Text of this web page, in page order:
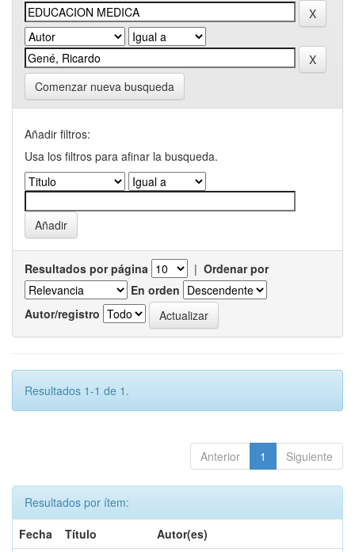
Comenzar nueva busqueda
Añadir filtros:
Usa los filtros para afinar la busqueda.
Resultados por página | Ordenar por
En orden
Autor/registro
Resultados 1-1 de 1.
Anterior 1 Siguiente
Resultados por ítem:
Fecha
Título
Autor(es)